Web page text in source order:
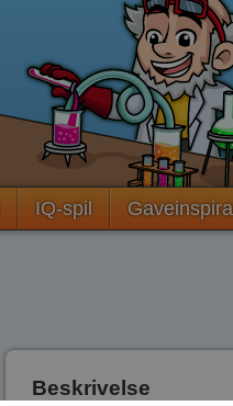
IQ-spil
Beskrivelse